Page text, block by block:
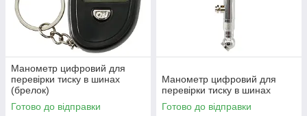
Манометр цифровий для
перевірки тиску в шинах
(брелок)
Готово до відправки
Манометр цифровий для
перевірки тиску в шинах
Готово до відправки